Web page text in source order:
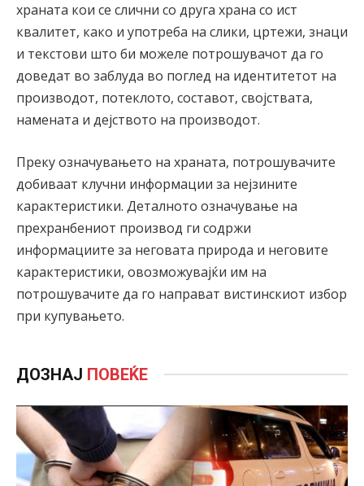
храната кои се слични со друга храна со ист
квалитет, како и употреба на слики, цртежи, знаци
и текстови што би можеле потрошувачот да го
доведат во заблуда во поглед на идентитетот на
производот, потеклото, составот, својствата,
намената и дејството на производот.
Преку означувањето на храната, потрошувачите
добиваат клучни информации за нејзините
карактеристики. Деталното означување на
прехранбениот производ ги содржи
информациите за неговата природа и неговите
карактеристики, овозможувајќи им на
потрошувачите да го направат вистинскиот избор
при купувањето.
ДОЗНАЈ ПОВЕЌЕ